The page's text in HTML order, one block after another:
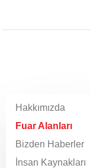
Hakkımızda
Fuar Alanları
Bizden Haberler
İnsan Kaynakları